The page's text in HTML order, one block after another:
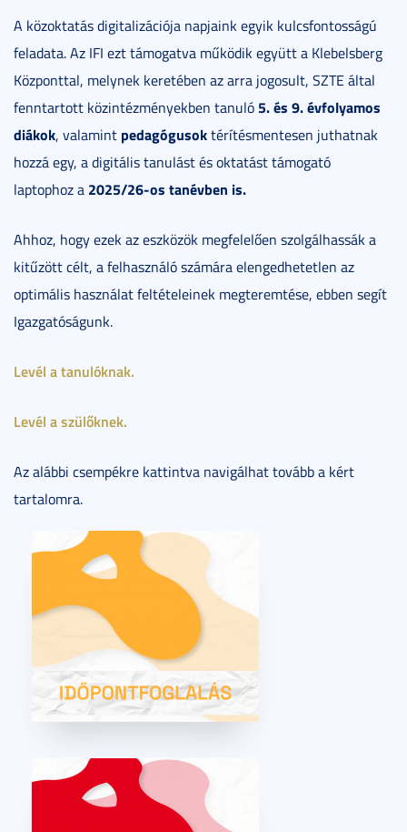
A közoktatás digitalizációja napjaink egyik kulcsfontosságú
feladata. Az IFI ezt támogatva működik együtt a Klebelsberg
Központtal, melynek keretében az arra jogosult, SZTE által
fenntartott közintézményekben tanuló5. és 9. évfolyamos
diákok, valamint pedagógusoktérítésmentesen juthatnak
hozzá egy, a digitális tanulást és oktatást támogató
laptophoz a 2025/26-os tanévben is.
Ahhoz, hogy ezek az eszközök megfelelően szolgálhassák a
kitűzött célt, a felhasználó számára elengedhetetlen az
optimális használat feltételeinek megteremtése, ebben segít
Igazgatóságunk.
Levél a tanulóknak.
Levél a szülőknek.
Az alábbi csempékre kattintva navigálhat tovább a kért
tartalomra.